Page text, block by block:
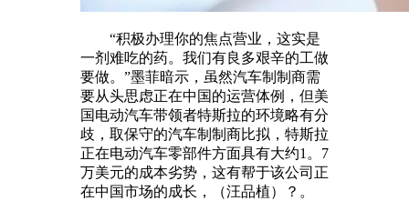
“积极办理你的焦点营业，这实是
一剂难吃的药。我们有良多艰辛的工做
要做。”墨菲暗示，虽然汽车制制商需
要从头思虑正在中国的运营体例，但美
国电动汽车带领者特斯拉的环境略有分
歧，取保守的汽车制制商比拟，特斯拉
正在电动汽车零部件方面具有大约1。7
万美元的成本劣势，这有帮于该公司正
在中国市场的成长，（汪品植）？。